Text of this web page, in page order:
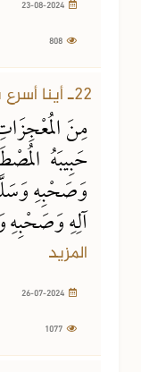
22ـ أينا أسرع بك لحوقًا
مِنَ
حَبِيبَهُ
وَصَحْبِهِ
آلِهِ وَصَحْبِهِ
المزيد